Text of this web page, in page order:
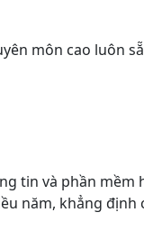
môn cao luôn
tin và phần mềm
năm, khẳng